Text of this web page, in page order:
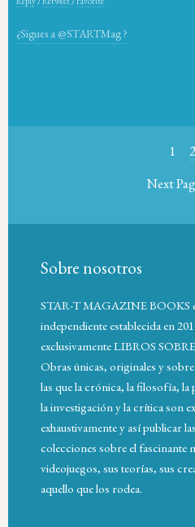
¿Sigues a @STARTMag ?
1
2
Next
Sobre nosotros
STAR-T MAGAZINE BOOKS
independiente establecida en
exclusivamente LIBROS
Obras únicas, originales y
las que la crónica, la filosofía, la
la investigación y la crítica son
exhaustivamente y así publicar
colecciones sobre el fascinante
videojuegos, sus teorías, sus
aquello que los rodea.